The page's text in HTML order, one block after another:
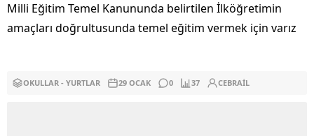
Milli Eğitim Temel Kanununda belirtilen İlköğretimin
amaçları doğrultusunda temel eğitim vermek için varız
OKULLAR - YURTLAR 29 OCAK 0 37 CEBRAIL